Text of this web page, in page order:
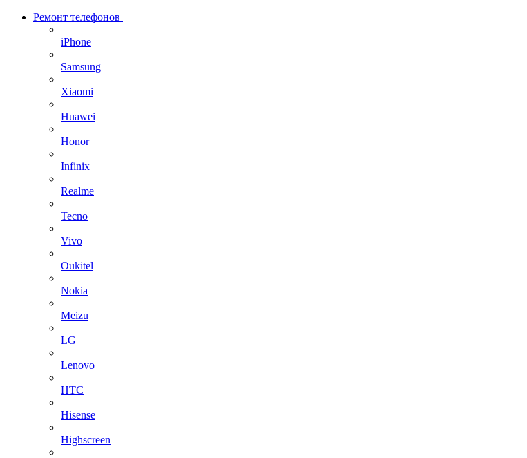
Ремонт телефонов
iPhone
Samsung
Xiaomi
Huawei
Honor
Infinix
Realme
Tecno
Vivo
Oukitel
Nokia
Meizu
LG
Lenovo
HTC
Hisense
Highscreen